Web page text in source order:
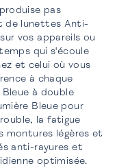
pas
de lunettes Anti-
vos appareils ou
qui s'écoule
et celui où vous
à chaque
à double
Bleue pour
la fatigue
montures légères et
anti-rayures et
optimisée.